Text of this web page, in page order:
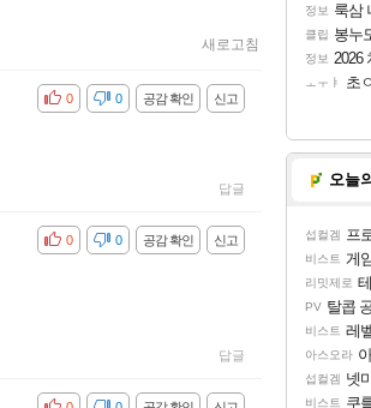
새로고침
신고
공감 확인
비공감 0
0
답글
신고
공감 확인
비공감 0
0
답글
정보 룩삼
클립 봉누
정보 2026
ㅗㅜㅑ 초
오늘
섭컬겜 프
비스트 게
리밋제로 테
PV 탈콥
비스트 레
아스오라
섭컬겜 넷마
비스트 쿠